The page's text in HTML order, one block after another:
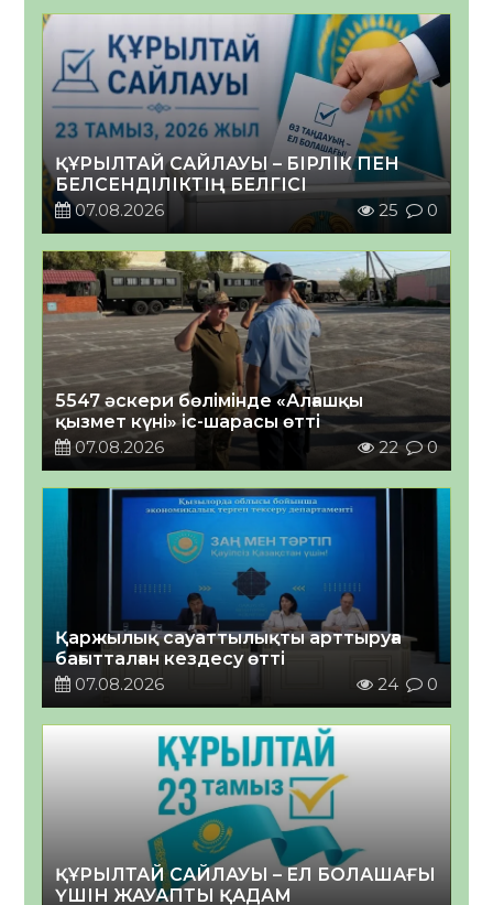
ҚҰРЫЛТАЙ САЙЛАУЫ – БІРЛІК ПЕН
БЕЛСЕНДІЛІКТІҢ БЕЛГІСІ
07.08.2026
25 0
5547 әскери бөлімінде «Алғашқы
қызмет күні» іс-шарасы өтті
07.08.2026
22 0
Қаржылық сауаттылықты арттыруға
бағытталған кездесу өтті
07.08.2026
24 0
ҚҰРЫЛТАЙ САЙЛАУЫ – ЕЛ БОЛАШАҒЫ
ҮШІН ЖАУАПТЫ ҚАДАМ